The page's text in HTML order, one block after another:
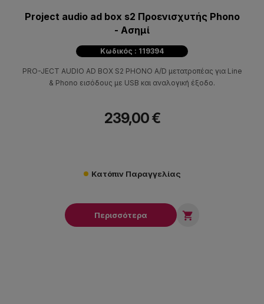
Project audio ad box s2 Προενισχυτής Phono
- Ασημί
Κωδικός : 119394
PRO-JECT AUDIO AD BOX S2 PHONO A/D μετατροπέας για Line
& Phono εισόδους με USB και αναλογική έξοδο.
239,00 €
Κατόπιν Παραγγελίας
Περισσότερα 